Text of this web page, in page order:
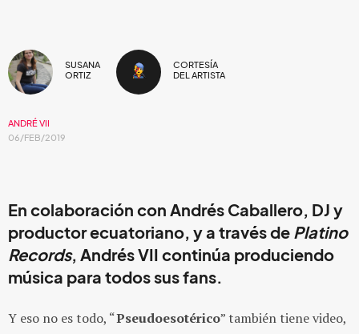
SUSANA
ORTIZ
CORTESÍA
DEL ARTISTA
ANDRÉ VII
06/FEB/2019
En colaboración con Andrés Caballero, DJ y
productor ecuatoriano, y a través de Platino
Records, Andrés VII continúa produciendo
música para todos sus fans.
Y eso no es todo, “Pseudoesotérico” también tiene video,